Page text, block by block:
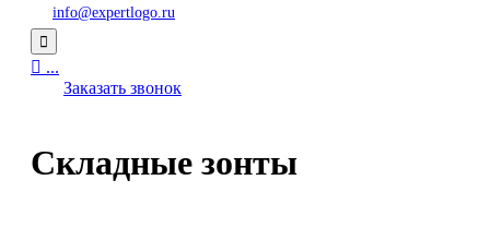
info@expertlogo.ru

 ...
Заказать звонок
Складные зонты